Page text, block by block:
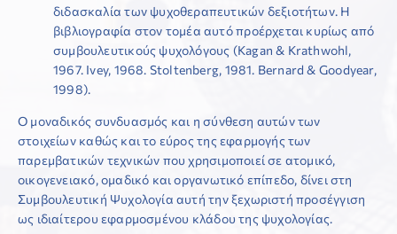
διδασκαλία των ψυχοθεραπευτικών δεξιοτήτων. Η
βιβλιογραφία στον τομέα αυτό προέρχεται κυρίως από
συμβουλευτικούς ψυχολόγους (Kagan & Krathwohl,
1967. Ivey, 1968. Stoltenberg, 1981. Bernard & Goodyear,
1998).
Ο μοναδικός συνδυασμός και η σύνθεση αυτών των
στοιχείων καθώς και το εύρος της εφαρμογής των
παρεμβατικών τεχνικών που χρησιμοποιεί σε ατομικό,
οικογενειακό, ομαδικό και οργανωτικό επίπεδο, δίνει στη
Συμβουλευτική Ψυχολογία αυτή την ξεχωριστή προσέγγιση
ως ιδιαίτερου εφαρμοσμένου κλάδου της ψυχολογίας.